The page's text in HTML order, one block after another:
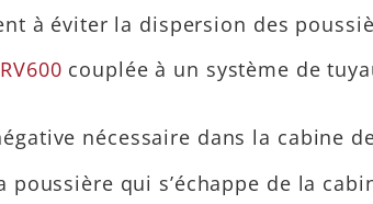
à éviter la dispersion des
RV600 couplée à un système de
nécessaire dans la cabine
poussière qui s’échappe de la